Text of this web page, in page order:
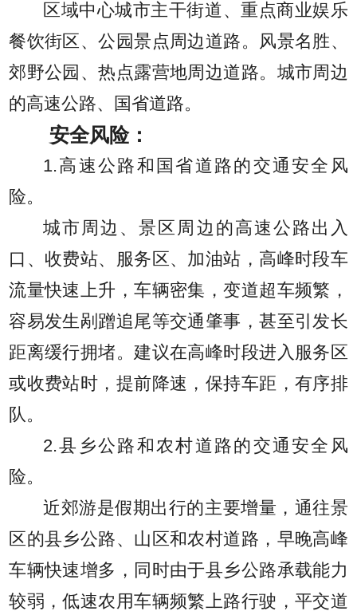
区域中心城市主干街道、重点商业娱乐
餐饮街区、公园景点周边道路。风景名胜、
郊野公园、热点露营地周边道路。城市周边
的高速公路、国省道路。
安全风险：
1.高速公路和国省道路的交通安全风
险。
城市周边、景区周边的高速公路出入
口、收费站、服务区、加油站，高峰时段车
流量快速上升，车辆密集，变道超车频繁，
容易发生剐蹭追尾等交通肇事，甚至引发长
距离缓行拥堵。建议在高峰时段进入服务区
或收费站时，提前降速，保持车距，有序排
队。
2.县乡公路和农村道路的交通安全风
险。
近郊游是假期出行的主要增量，通往景
区的县乡公路、山区和农村道路，早晚高峰
车辆快速增多，同时由于县乡公路承载能力
较弱，低速农用车辆频繁上路行驶，平交道